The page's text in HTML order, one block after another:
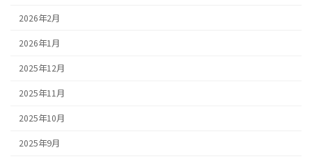
2026年2月
2026年1月
2025年12月
2025年11月
2025年10月
2025年9月